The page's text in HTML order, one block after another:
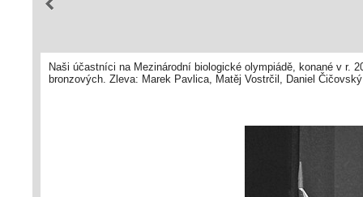
Naši účastníci na Mezinárodní biologické olympiádě, konané v r.
bronzových. Zleva: Marek Pavlica, Matěj Vostrčil, Daniel